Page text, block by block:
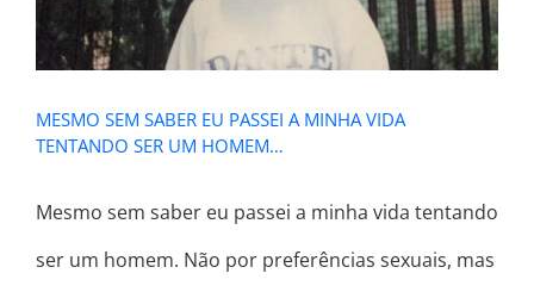
MESMO SEM SABER EU PASSEI A MINHA VIDA
TENTANDO SER UM HOMEM…
Mesmo sem saber eu passei a minha vida tentando
ser um homem. Não por preferências sexuais, mas